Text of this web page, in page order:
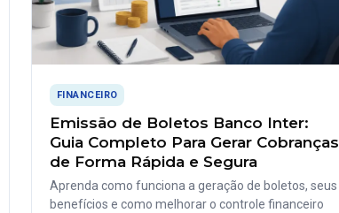
FINANCEIRO
Emissão de Boletos Banco Inter:
Guia Completo Para Gerar Cobranças
de Forma Rápida e Segura
Aprenda como funciona a geração de boletos, seus
benefícios e como melhorar o controle financeiro